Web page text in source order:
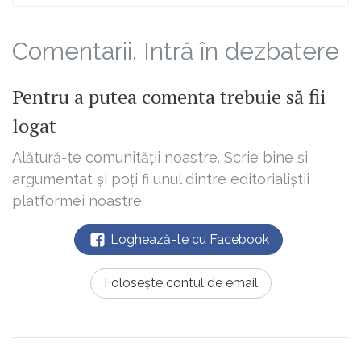
Comentarii. Intră în dezbatere
Pentru a putea comenta trebuie să fii
logat
Alătură-te comunității noastre. Scrie bine și
argumentat și poți fi unul dintre editorialiștii
platformei noastre.
Loghează-te cu Facebook
Folosește contul de email